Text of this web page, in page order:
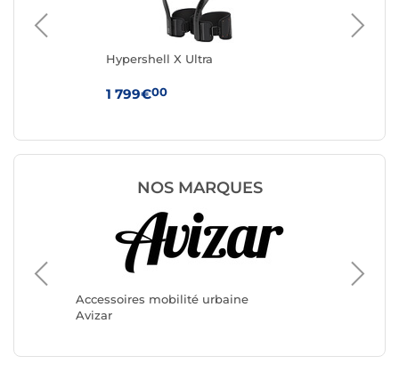
Hypershell X Ultra
1 799€00
NOS MARQUES
Accessoires mobilité urbaine
Avizar